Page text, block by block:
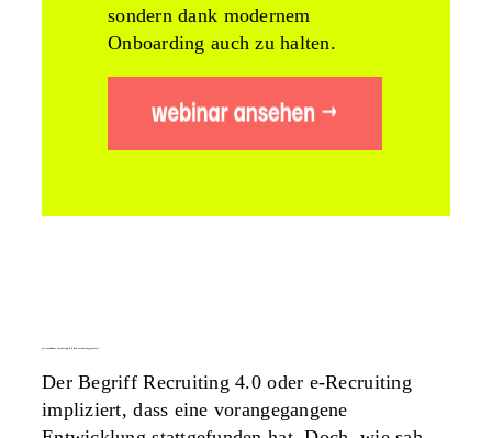
sondern dank modernem
Onboarding auch zu halten.
Der Begriff Recruiting 4.0 oder e-Recruiting
impliziert, dass eine vorangegangene